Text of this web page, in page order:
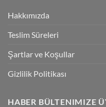
Sürücüsü
Hakkımızda
Teslim Süreleri
Şartlar ve Koşullar
Gizlilik Politikası
HABER BÜLTENIMIZE